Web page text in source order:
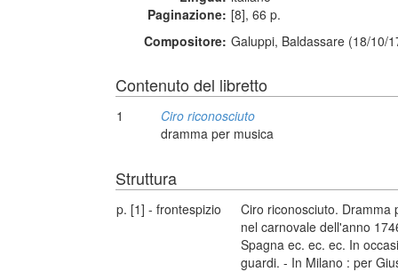
Paginazione: [8], 66 p.
Compositore: Galuppi, Baldassare (18/10/
Contenuto del libretto
1
Ciro riconosciuto
dramma per musica
Struttura
p. [1] - frontespizio
Ciro riconosciuto. Dramma
nel carnovale dell'anno
Spagna ec. ec. ec. In
guardi. - In Milano : per